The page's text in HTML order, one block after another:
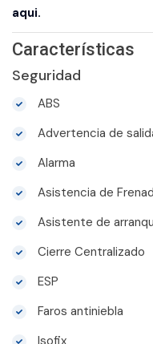
aqui.
Características
Seguridad
ABS
Advertencia de
Alarma
Asistencia de
Asistente de
Cierre Centralizado
ESP
Faros antiniebla
Isofix